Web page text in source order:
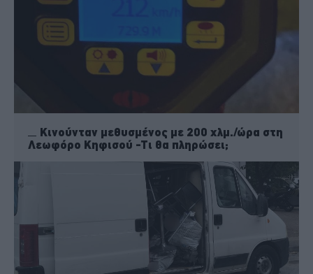
Κινούνταν μεθυσμένος με 200 χλμ./ώρα στη
Λεωφόρο Κηφισού -Τι θα πληρώσει;